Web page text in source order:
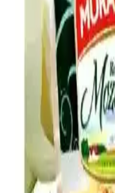
Hash Brown Casserole
Malzeme ve Püf Noktaları
Hash brown casserole, donmuş
cheddar peyniriyle hazırlanır.
malzeme ile lezzeti artırılır,
Pizza Yapımında Taze
Sorununu Önleme
Pizza yapımında taze mozzarella
hamurun ıslanmasına yol açabilir.
ve pişirme teknikleriyle bu sorun
Brüksel Lahanası
Lezzet Kombinasyonları